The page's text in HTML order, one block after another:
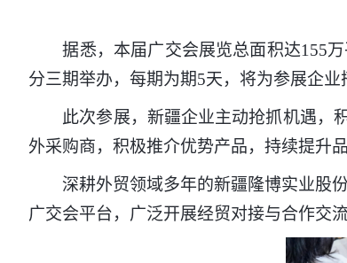
据悉，本届广交会展览总面积达155万
分三期举办，每期为期5天，将为参展企
此次参展，新疆企业主动抢抓机遇，积
外采购商，积极推介优势产品，持续提升品
深耕外贸领域多年的新疆隆博实业股份
广交会平台，广泛开展经贸对接与合作交